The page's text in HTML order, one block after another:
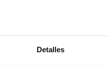
Detalles